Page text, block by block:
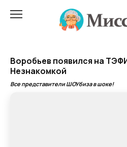
Воробьев появился на
Незнакомкой
Все представители ШОУбиза в шоке!